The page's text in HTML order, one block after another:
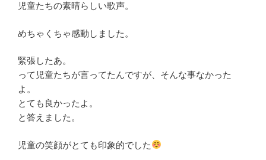
児童たちの素晴らしい歌声。
めちゃくちゃ感動しました。
緊張したあ。
って児童たちが言ってたんですが、そんな事なかった
よ。
とても良かったよ。
と答えました。
児童の笑顔がとても印象的でした